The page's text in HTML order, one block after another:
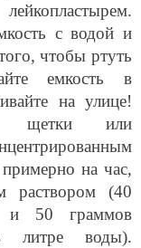
с водой и
чтобы ртуть
емкость в
на улице!
щетки или
на час,
раствором (40
и 50 граммов
литре воды).